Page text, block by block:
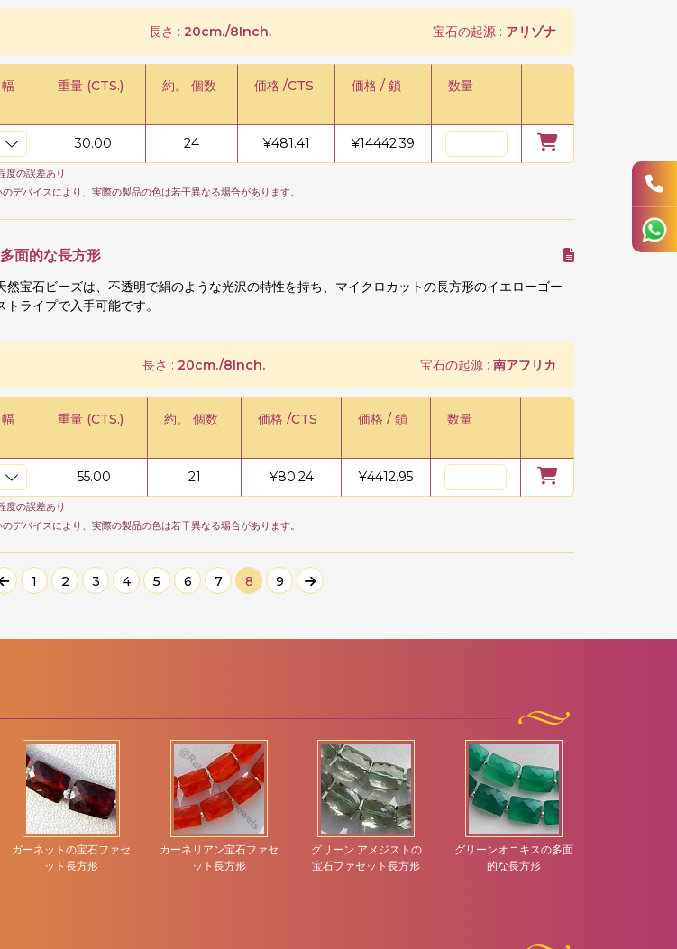
長さ : 20cm./8Inch. 宝石の起源 : アリゾナ
重量 (CTS.) 約。 個数 価格 /CTS 価格 / 鎖 数量
30.00 24 ¥481.41 ¥14442.39
度の誤差あり
デバイスにより、実際の製品の色は若干異なる場合があります。
面的な長方形
然宝石ビーズは、不透明で絹のような光沢の特性を持ち、マイクロカットの長方形のイエローゴー
ライプで入手可能です。
長さ : 20cm./8Inch. 宝石の起源 : 南アフリカ
重量 (CTS.) 約。 個数 価格 /CTS 価格 / 鎖 数量
55.00 21 ¥80.24 ¥4412.95
度の誤差あり
デバイスにより、実際の製品の色は若干異なる場合があります。
1 2 3 4 5 6 7 8 9
ガーネットの宝石ファセ
ット長方形
カーネリアン宝石ファセ
ット長方形
グリーン アメジストの
宝石ファセット長方形
グリーンオニキスの多面
的な長方形